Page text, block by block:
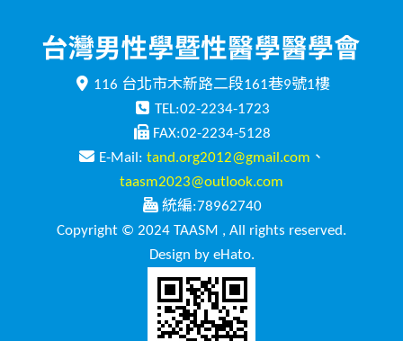
116 台北市木新路二段161巷9號1樓
TEL:02-2234-1723
FAX:02-2234-5128
E-Mail: tand.org2012@gmail.com 、
taasm2023@outlook.com
統編:78962740
Copyright © 2024 TAASM , All rights reserved.
Design by eHato.